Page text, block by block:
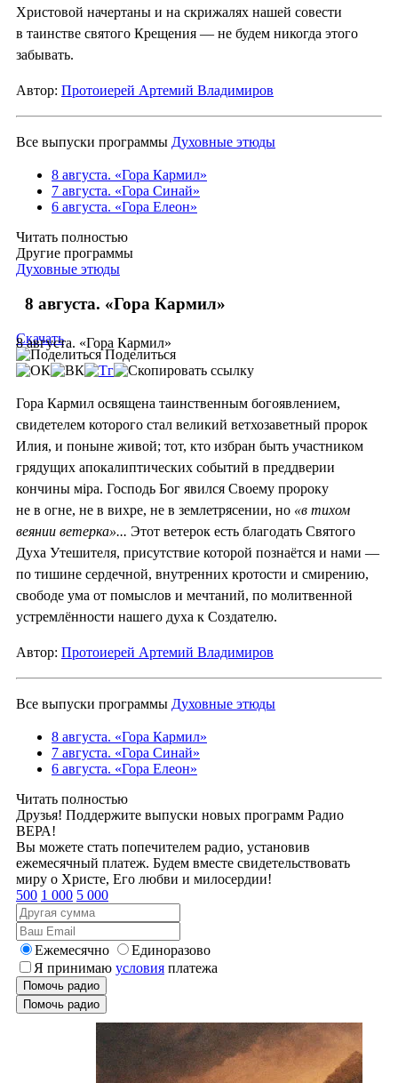
Христовой начертаны и на скрижалях нашей совести
в таинстве святого Крещения — не будем никогда этого
забывать.
Автор: Протоиерей Артемий Владимиров
Все выпуски программы Духовные этюды
8 августа. «Гора Кармил»
7 августа. «Гора Синай»
6 августа. «Гора Елеон»
Читать полностью
Другие программы
Духовные этюды
8 августа. «Гора Кармил»
8 августа. «Гора Кармил»
Скачать
Поделиться
Гора Кармил освящена таинственным богоявлением,
свидетелем которого стал великий ветхозаветный пророк
Илия, и поныне живой; тот, кто избран быть участником
грядущих апокалиптических событий в преддверии
кончины мiра. Господь Бог явился Своему пророку
не в огне, не в вихре, не в землетрясении, но «в тихом
веянии ветерка»... Этот ветерок есть благодать Святого
Духа Утешителя, присутствие которой познаётся и нами —
по тишине сердечной, внутренних кротости и смирению,
свободе ума от помыслов и мечтаний, по молитвенной
устремлённости нашего духа к Создателю.
Автор: Протоиерей Артемий Владимиров
Все выпуски программы Духовные этюды
8 августа. «Гора Кармил»
7 августа. «Гора Синай»
6 августа. «Гора Елеон»
Читать полностью
Друзья! Поддержите выпуски новых программ Радио
ВЕРА!
Вы можете стать попечителем радио, установив
ежемесячный платеж. Будем вместе свидетельствовать
миру о Христе, Его любви и милосердии!
500 1 000 5 000
Ежемесячно
Единоразово
Я принимаю условия платежа
Помочь радио
Помочь радио